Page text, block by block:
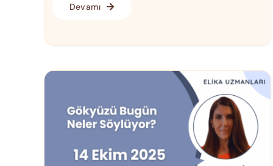
Devamı